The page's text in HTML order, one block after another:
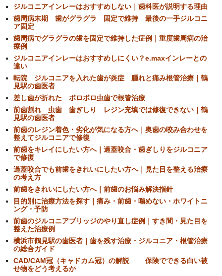
ジルコニアインレーはおすすめしない｜歯科医が説明する理由
歯周病末期 歯がグラグラ 固定で維持 最後の一手ジルコニ
ア固定
歯周病でグラグラの歯を固定で維持した症例｜重度歯周病の治
療例
ジルコニアインレーはおすすめしにくい？e.maxインレーとの
違い
転院 ジルコニアを入れた歯が炎症 腫れと痛み根管治療｜鶴
見駅の歯医者
差し歯が折れた ボロボロ虫歯で根管治療
前歯割れ 虫歯 歯ぎしり レジン充填では修復できない｜鶴
見駅の歯医者
前歯のレジン着色・劣化が気になる方へ｜奥歯の咬み合わせを
整えてジルコニアで修復
前歯をキレイにしたい方へ｜過蓋咬合・歯ぎしりをジルコニア
で修復
過蓋咬合でも前歯をきれいにしたい方へ｜見た目を整える治療
の考え方
前歯をきれいにしたい方へ｜前歯のお悩み解決指針
目的別に治療方法を探す｜痛み・前歯・噛めない・ホワイトニ
ング・予防
前歯のジルコニアブリッジのやり直し症例｜すき間・見た目を
整えた治療例
横浜市鶴見駅の歯医者｜歯を残す治療・ジルコニア・根管治療
の総合ガイド
CAD/CAM冠（キャドカム冠）の解説 保険でできる白い被
せ物をどう考えるか